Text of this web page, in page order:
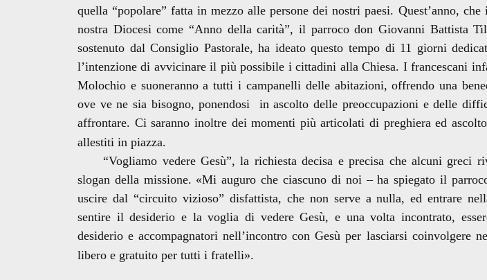
quella “popolare” fatta in mezzo alle persone dei nostri paesi. Quest’anno,
nostra Diocesi come “Anno della carità”, il parroco don Giovanni Battista
sostenuto dal Consiglio Pastorale, ha ideato questo tempo di 11 giorni
l’intenzione di avvicinare il più possibile i cittadini alla Chiesa. I francescani
Molochio e suoneranno a tutti i campanelli delle abitazioni, offrendo una
ove ve ne sia bisogno, ponendosi in ascolto delle preoccupazioni e delle
affrontare. Ci saranno inoltre dei momenti più articolati di preghiera ed
allestiti in piazza.
“Vogliamo vedere Gesù”, la richiesta decisa e precisa che alcuni greci
slogan della missione. «Mi auguro che ciascuno di noi – ha spiegato il
uscire dal “circuito vizioso” disfattista, che non serve a nulla, ed entrare
sentire il desiderio e la voglia di vedere Gesù, e una volta incontrato,
desiderio e accompagnatori nell’incontro con Gesù per lasciarsi coinvolgere
libero e gratuito per tutti i fratelli».